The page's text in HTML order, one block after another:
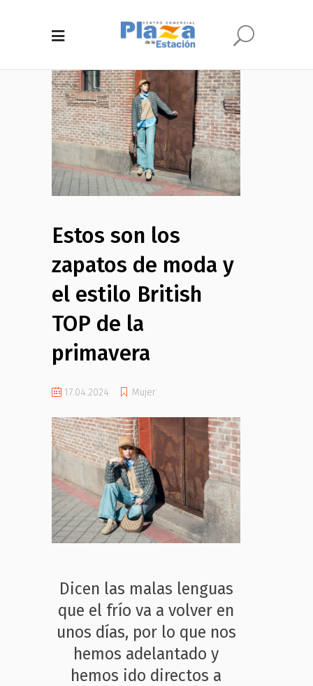
Estos son los
zapatos de moda y
el estilo British
TOP de la
primavera
17.04.2024 Mujer
Dicen las malas lenguas
que el frío va a volver en
unos días, por lo que nos
hemos adelantado y
hemos ido directos a